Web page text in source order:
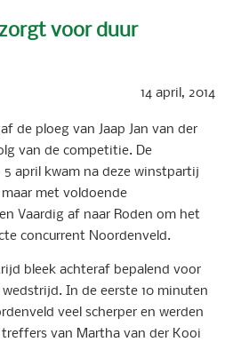
voor duur
14 april, 2014
de ploeg van Jaap Jan van der
van de competitie. De
april kwam na deze winstpartij
met voldoende
Vaardig af naar Roden om het
concurrent Noordenveld.
bleek achteraf bepalend voor
In de eerste 10 minuten
veel scherper en werden
van Martha van der Kooi